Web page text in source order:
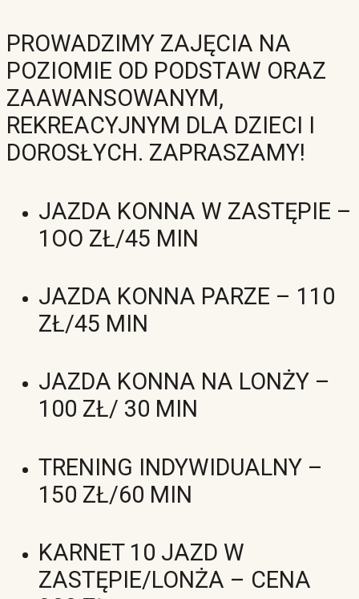
PROWADZIMY ZAJĘCIA NA
POZIOMIE OD PODSTAW ORAZ
ZAAWANSOWANYM,
REKREACYJNYM DLA DZIECI I
DOROSŁYCH. ZAPRASZAMY!
JAZDA KONNA W ZASTĘPIE –
1OO ZŁ/45 MIN
JAZDA KONNA PARZE – 110
ZŁ/45 MIN
JAZDA KONNA NA LONŻY –
100 ZŁ/ 30 MIN
TRENING INDYWIDUALNY –
150 ZŁ/60 MIN
KARNET 10 JAZD W
ZASTĘPIE/LONŻA – CENA